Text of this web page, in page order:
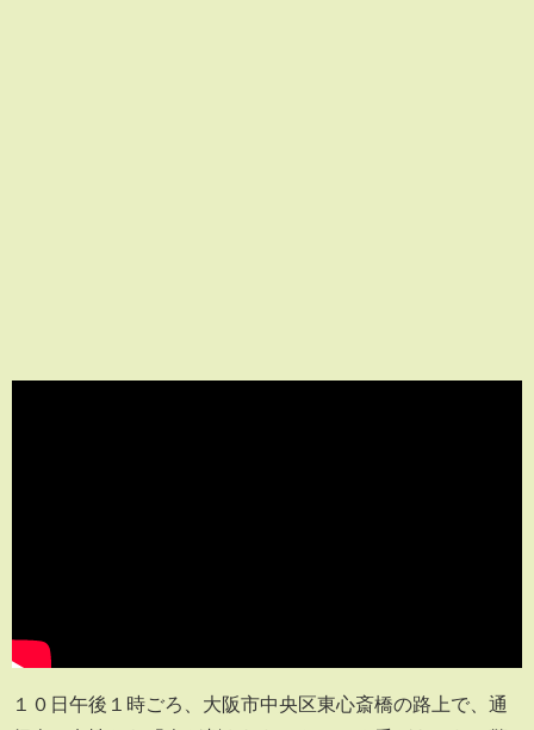
１０日午後１時ごろ、大阪市中央区東心斎橋の路上で、通